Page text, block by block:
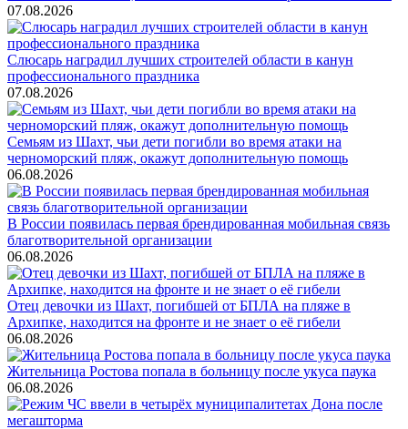
07.08.2026
Слюсарь наградил лучших строителей области в канун
профессионального праздника
07.08.2026
Семьям из Шахт, чьи дети погибли во время атаки на
черноморский пляж, окажут дополнительную помощь
06.08.2026
В России появилась первая брендированная мобильная связь
благотворительной организации
06.08.2026
Отец девочки из Шахт, погибшей от БПЛА на пляже в
Архипке, находится на фронте и не знает о её гибели
06.08.2026
Жительница Ростова попала в больницу после укуса паука
06.08.2026